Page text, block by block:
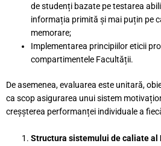
de studenți bazate pe testarea
informația primită și mai puțin pe
memorare;
Implementarea principiilor eticii
compartimentele Facultății.
De asemenea, evaluarea este unitară,
ca scop asigurarea unui sistem
creșșterea performanței individuale a
Structura sistemului de caliate al